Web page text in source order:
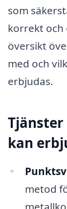
som
korrekt och
översikt
med och
erbjudas.
Tjänster
kan
metod